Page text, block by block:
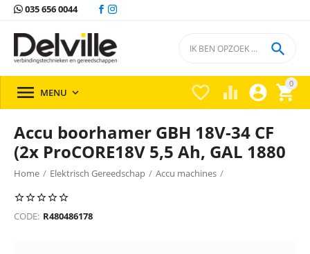
035 656 0044
0


 

 MENU 
Accu boorhamer GBH 18V-34 CF
(2x ProCORE18V 5,5 Ah, GAL 1880
Home / Elektrisch Gereedschap / Accu machines /
Combi & Breekhamermachines
Combi & breekhamermachines Bosch
CODE: R480486178